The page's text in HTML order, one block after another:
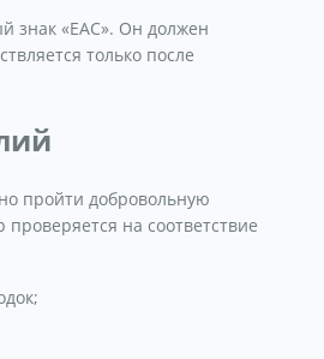
знак «ЕАС». Он должен
только после
пройти добровольную
на соответствие